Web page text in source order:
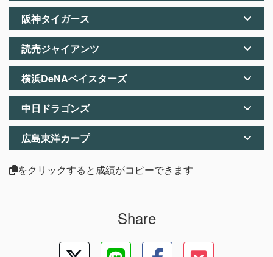
阪神タイガース
読売ジャイアンツ
横浜DeNAベイスターズ
中日ドラゴンズ
広島東洋カープ
をクリックすると成績がコピーできます
Share